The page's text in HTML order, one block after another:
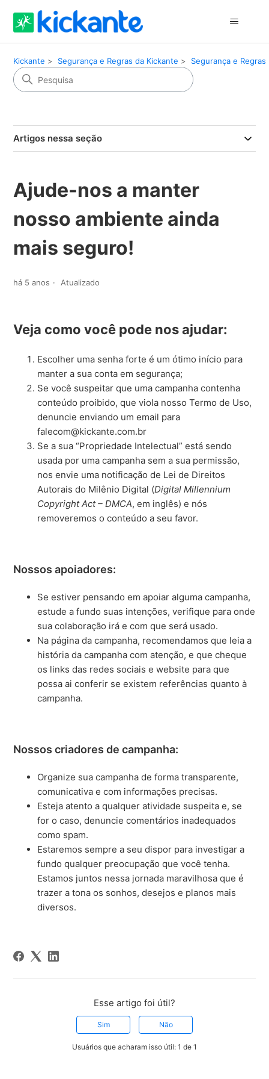
Kickante Segurança e Regras da Kickante Segurança e Regras
Artigos nessa seção
Ajude-nos a manter
nosso ambiente ainda
mais seguro!
há 5 anos Atualizado
Veja como você pode nos ajudar:
Escolher uma senha forte é um ótimo início para
manter a sua conta em segurança;
Se você suspeitar que uma campanha contenha
conteúdo proibido, que viola nosso Termo de Uso,
denuncie enviando um email para
falecom@kickante.com.br
Se a sua “Propriedade Intelectual” está sendo
usada por uma campanha sem a sua permissão,
nos envie uma notificação de Lei de Direitos
Autorais do Milênio Digital (Digital Millennium
Copyright Act – DMCA, em inglês) e nós
removeremos o conteúdo a seu favor.
Nossos apoiadores:
Se estiver pensando em apoiar alguma campanha,
estude a fundo suas intenções, verifique para onde
sua colaboração irá e com que será usado.
Na página da campanha, recomendamos que leia a
história da campanha com atenção, e que cheque
os links das redes sociais e website para que
possa ai conferir se existem referências quanto à
campanha.
Nossos criadores de campanha:
Organize sua campanha de forma transparente,
comunicativa e com informações precisas.
Esteja atento a qualquer atividade suspeita e, se
for o caso, denuncie comentários inadequados
como spam.
Estaremos sempre a seu dispor para investigar a
fundo qualquer preocupação que você tenha.
Estamos juntos nessa jornada maravilhosa que é
trazer a tona os sonhos, desejos e planos mais
diversos.
Esse artigo foi útil?
Sim Não
Usuários que acharam isso útil: 1 de 1